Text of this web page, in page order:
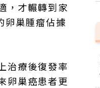
，才輾轉到家
卵巢腫瘤佔據
治療後復發率
卵巢癌患者更